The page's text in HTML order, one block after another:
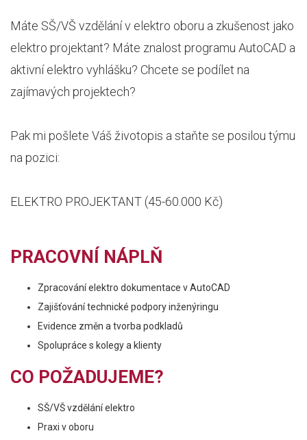
Máte SŠ/VŠ vzdělání v elektro oboru a zkušenost jako
elektro projektant? Máte znalost programu AutoCAD a
aktivní elektro vyhlášku? Chcete se podílet na
zajímavých projektech?
Pak mi pošlete Váš životopis a staňte se posilou týmu
na pozici:
ELEKTRO PROJEKTANT (45-60.000 Kč)
PRACOVNÍ NÁPLŇ
Zpracování elektro dokumentace v AutoCAD
Zajišťování technické podpory inženýringu
Evidence změn a tvorba podkladů
Spolupráce s kolegy a klienty
CO POŽADUJEME?
SŠ/VŠ vzdělání elektro
Praxi v oboru